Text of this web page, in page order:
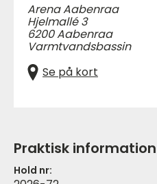
Arena Aabenraa
Hjelmallé 3
6200 Aabenraa
Varmtvandsbassin
Se på kort
Praktisk information
Hold nr: